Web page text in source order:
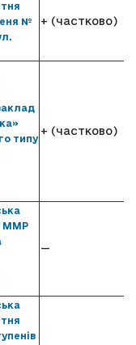
№
+ (частково)
типу
+ (частково)
ММР
—